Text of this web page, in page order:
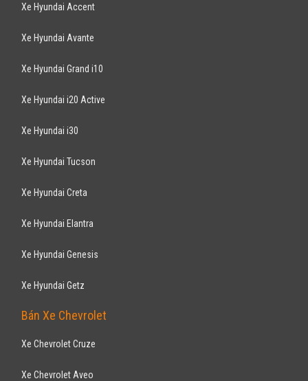
Xe Hyundai Accent
Xe Hyundai Avante
Xe Hyundai Grand i10
Xe Hyundai i20 Active
Xe Hyundai i30
Xe Hyundai Tucson
Xe Hyundai Creta
Xe Hyundai Elantra
Xe Hyundai Genesis
Xe Hyundai Getz
Bán Xe Chevrolet
Xe Chevrolet Cruze
Xe Chevrolet Aveo